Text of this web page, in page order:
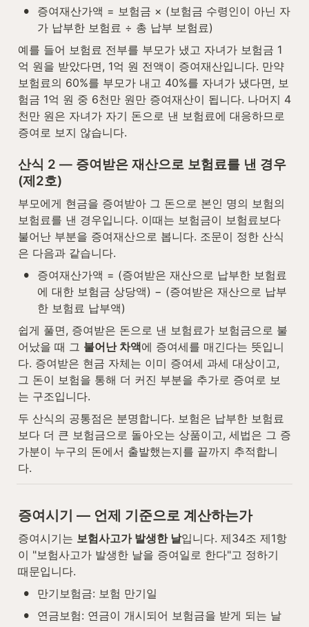
•
증여재산가액 = 보험금 × (보험금 수령인이 아닌 자
가 납부한 보험료 ÷ 총 납부 보험료)
예를 들어 보험료 전부를 부모가 냈고 자녀가 보험금 1
억 원을 받았다면, 1억 원 전액이 증여재산입니다. 만약
보험료의 60%를 부모가 내고 40%를 자녀가 냈다면, 보
험금 1억 원 중 6천만 원만 증여재산이 됩니다. 나머지 4
천만 원은 자녀가 자기 돈으로 낸 보험료에 대응하므로
증여로 보지 않습니다.
산식 2 — 증여받은 재산으로 보험료를 낸 경우
(제2호)
부모에게 현금을 증여받아 그 돈으로 본인 명의 보험의
보험료를 낸 경우입니다. 이때는 보험금이 보험료보다
불어난 부분을 증여재산으로 봅니다. 조문이 정한 산식
은 다음과 같습니다.
•
증여재산가액 = (증여받은 재산으로 납부한 보험료
에 대한 보험금 상당액) − (증여받은 재산으로 납부
한 보험료 납부액)
쉽게 풀면, 증여받은 돈으로 낸 보험료가 보험금으로 불
어났을 때 그 불어난 차액에 증여세를 매긴다는 뜻입니
다. 증여받은 현금 자체는 이미 증여세 과세 대상이고,
그 돈이 보험을 통해 더 커진 부분을 추가로 증여로 보
는 구조입니다.
두 산식의 공통점은 분명합니다. 보험은 납부한 보험료
보다 더 큰 보험금으로 돌아오는 상품이고, 세법은 그 증
가분이 누구의 돈에서 출발했는지를 끝까지 추적합니
다.
증여시기 — 언제 기준으로 계산하는가
증여시기는 보험사고가 발생한 날입니다. 제34조 제1항
이 "보험사고가 발생한 날을 증여일로 한다"고 정하기
때문입니다.
• 만기보험금: 보험 만기일
• 연금보험: 연금이 개시되어 보험금을 받게 되는 날